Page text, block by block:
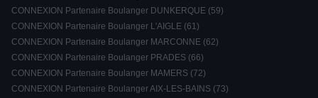
CONNEXION Partenaire Boulanger DUNKERQUE (59)
CONNEXION Partenaire Boulanger L'AIGLE (61)
CONNEXION Partenaire Boulanger MARCONNE (62)
CONNEXION Partenaire Boulanger PRADES (66)
CONNEXION Partenaire Boulanger MAMERS (72)
CONNEXION Partenaire Boulanger AIX-LES-BAINS (73)